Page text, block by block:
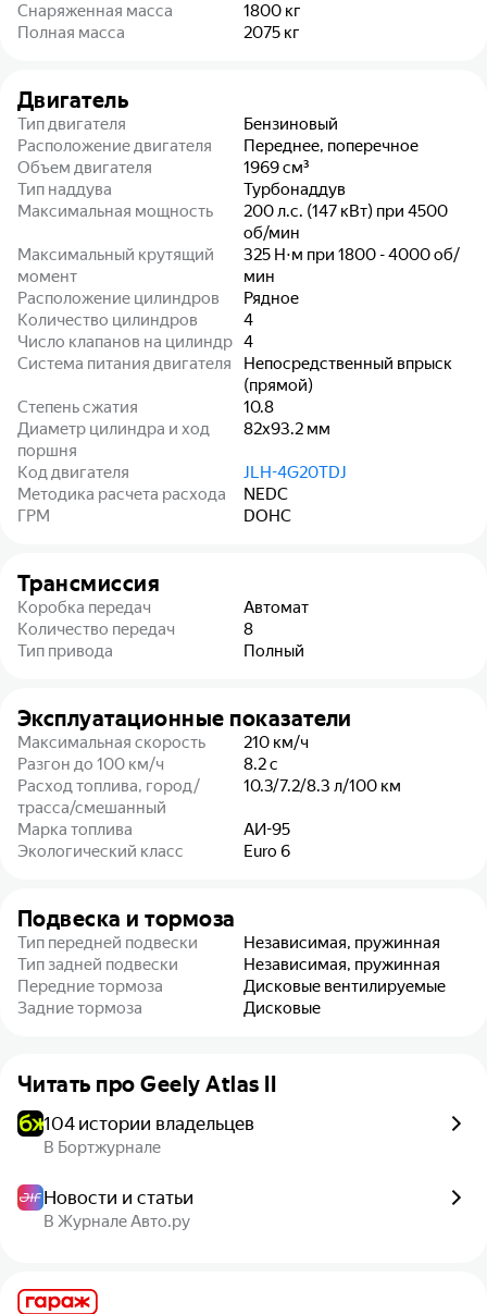
Снаряженная масса 1800 кг
Полная масса
2075 кг
Двигатель
Тип двигателя
Бензиновый
Расположение двигателя
Переднее, поперечное
Объем двигателя
1969см³
Тип наддува
Турбонаддув
Максимальная мощность
200 л.с. (147 кВт) при 4500
об/мин
Максимальный крутящий
момент
325 Н⋅м при 1800 - 4000 об/
мин
Расположение цилиндров
Рядное
Количество цилиндров
4
Число клапанов на цилиндр 4
Система питания двигателя
Непосредственный впрыск
(прямой)
Степень сжатия
10.8
Диаметр цилиндра и ход
поршня
82x93.2 мм
Код двигателя
JLH-4G20TDJ
Методика расчета расхода
NEDC
ГРМ
DOHC
Трансмиссия
Коробка передач
Автомат
Количество передач
8
Тип привода
Полный
Эксплуатационные показатели
Максимальная скорость 210 км/ч
Разгон до 100 км/ч
8.2с
Расход топлива, город/
трасса/смешанный
10.3/7.2/8.3 л/100 км
Марка топлива
АИ-95
Экологический класс
Euro 6
Подвеска и тормоза
Тип передней подвески
Независимая, пружинная
Тип задней подвески
Независимая, пружинная
Передние тормоза
Дисковые вентилируемые
Задние тормоза
Дисковые
Читать проGeely Atlas II
104 истории владельцев
В Бортжурнале
Новости и статьи
В Журнале Авто.ру